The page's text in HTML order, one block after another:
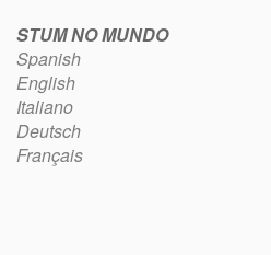
STUM NO MUNDO
Spanish
English
Italiano
Deutsch
Français